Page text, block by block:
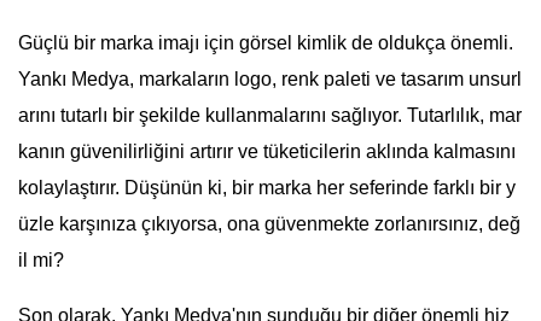
Güçlü bir marka imajı için görsel kimlik de oldukça önemli.
Yankı Medya, markaların logo, renk paleti ve tasarım unsurl
arını tutarlı bir şekilde kullanmalarını sağlıyor. Tutarlılık, mar
kanın güvenilirliğini artırır ve tüketicilerin aklında kalmasını
kolaylaştırır. Düşünün ki, bir marka her seferinde farklı bir y
üzle karşınıza çıkıyorsa, ona güvenmekte zorlanırsınız, değ
il mi?
Son olarak, Yankı Medya'nın sunduğu bir diğer önemli hiz